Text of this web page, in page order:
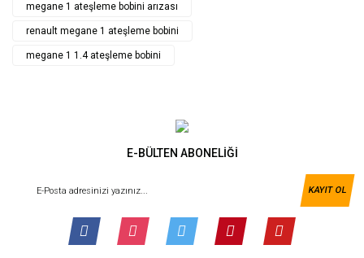
megane 1 ateşleme bobini arızası
renault megane 1 ateşleme bobini
megane 1 1.4 ateşleme bobini
E-BÜLTEN ABONELİĞİ
KAYIT OL